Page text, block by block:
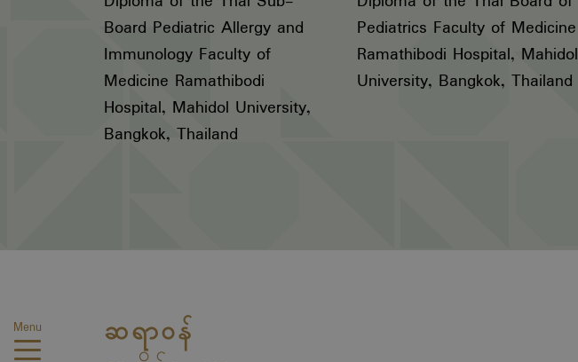
Menu
Board Pediatric Allergy and
Immunology Faculty of
Medicine Ramathibodi
Hospital, Mahidol University,
Bangkok, Thailand
Pediatrics Faculty of Medicine
Ramathibodi Hospital, Mahidol
University, Bangkok, Thailand
ဆရာဝန်